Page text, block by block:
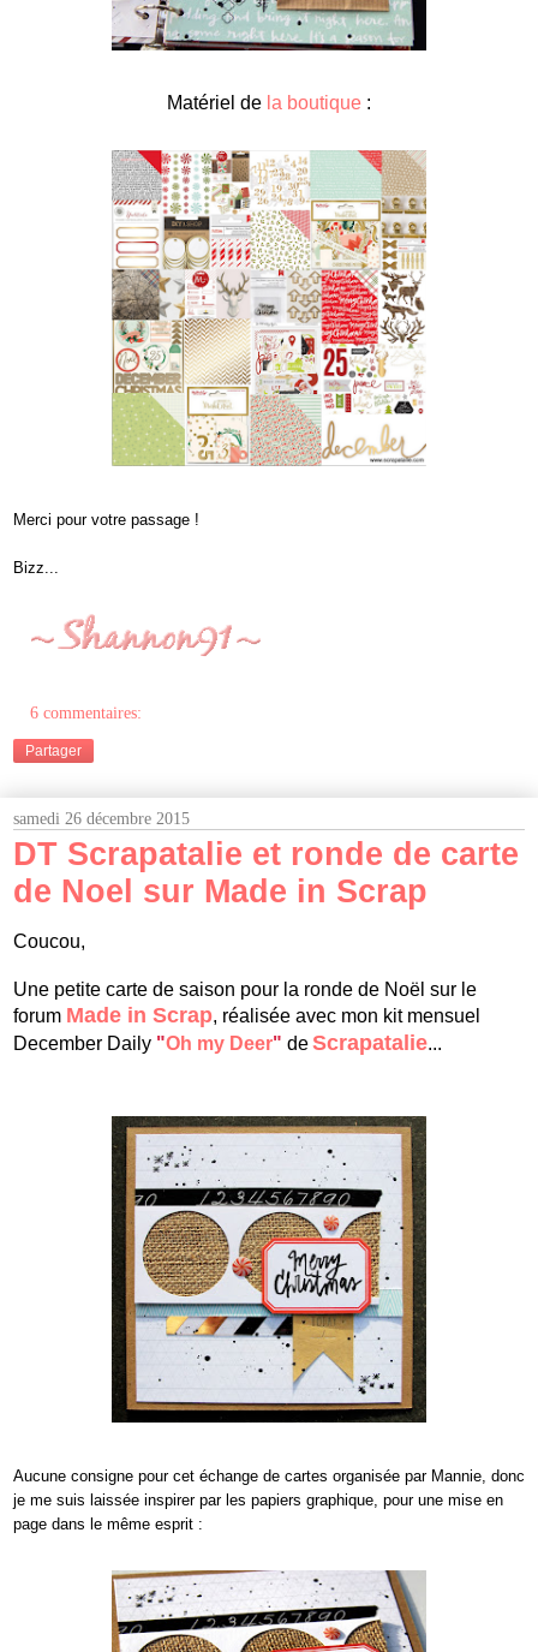
Matériel de la boutique :
Merci pour votre passage !
Bizz...
6 commentaires:
Partager
samedi 26 décembre 2015
DT Scrapatalie et ronde de carte
de Noel sur Made in Scrap
Coucou,
Une petite carte de saison pour la ronde de Noël sur le
forum Made in Scrap, réalisée avec mon kit mensuel
December Daily "Oh my Deer" deScrapatalie...
Aucune consigne pour cet échange de cartes organisée par Mannie, donc
je me suis laissée inspirer par les papiers graphique, pour une mise en
page dans le même esprit :